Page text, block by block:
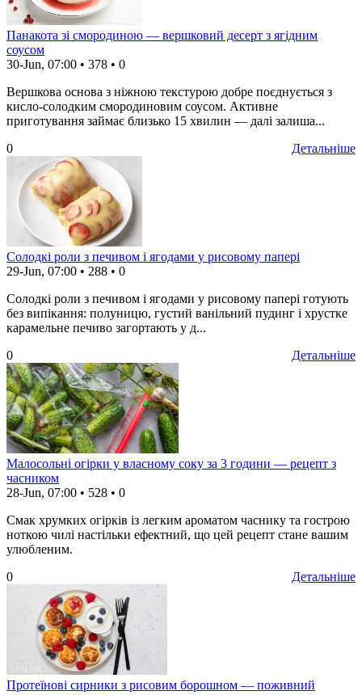
Панакота зі смородиною — вершковий десерт з ягідним
соусом
30-Jun, 07:00 • 378 • 0
Вершкова основа з ніжною текстурою добре поєднується з
кисло-солодким смородиновим соусом. Активне
приготування займає близько 15 хвилин — далі залиша...
Детальніше
0
Солодкі роли з печивом і ягодами у рисовому папері
29-Jun, 07:00 • 288 • 0
Солодкі роли з печивом і ягодами у рисовому папері готують
без випікання: полуницю, густий ванільний пудинг і хрустке
карамельне печиво загортають у д...
Детальніше
0
Малосольні огірки у власному соку за 3 години — рецепт з
часником
28-Jun, 07:00 • 528 • 0
Смак хрумких огірків із легким ароматом часнику та гострою
ноткою чилі настільки ефектний, що цей рецепт стане вашим
улюбленим.
Детальніше
0
Протеїнові сирники з рисовим борошном — поживний